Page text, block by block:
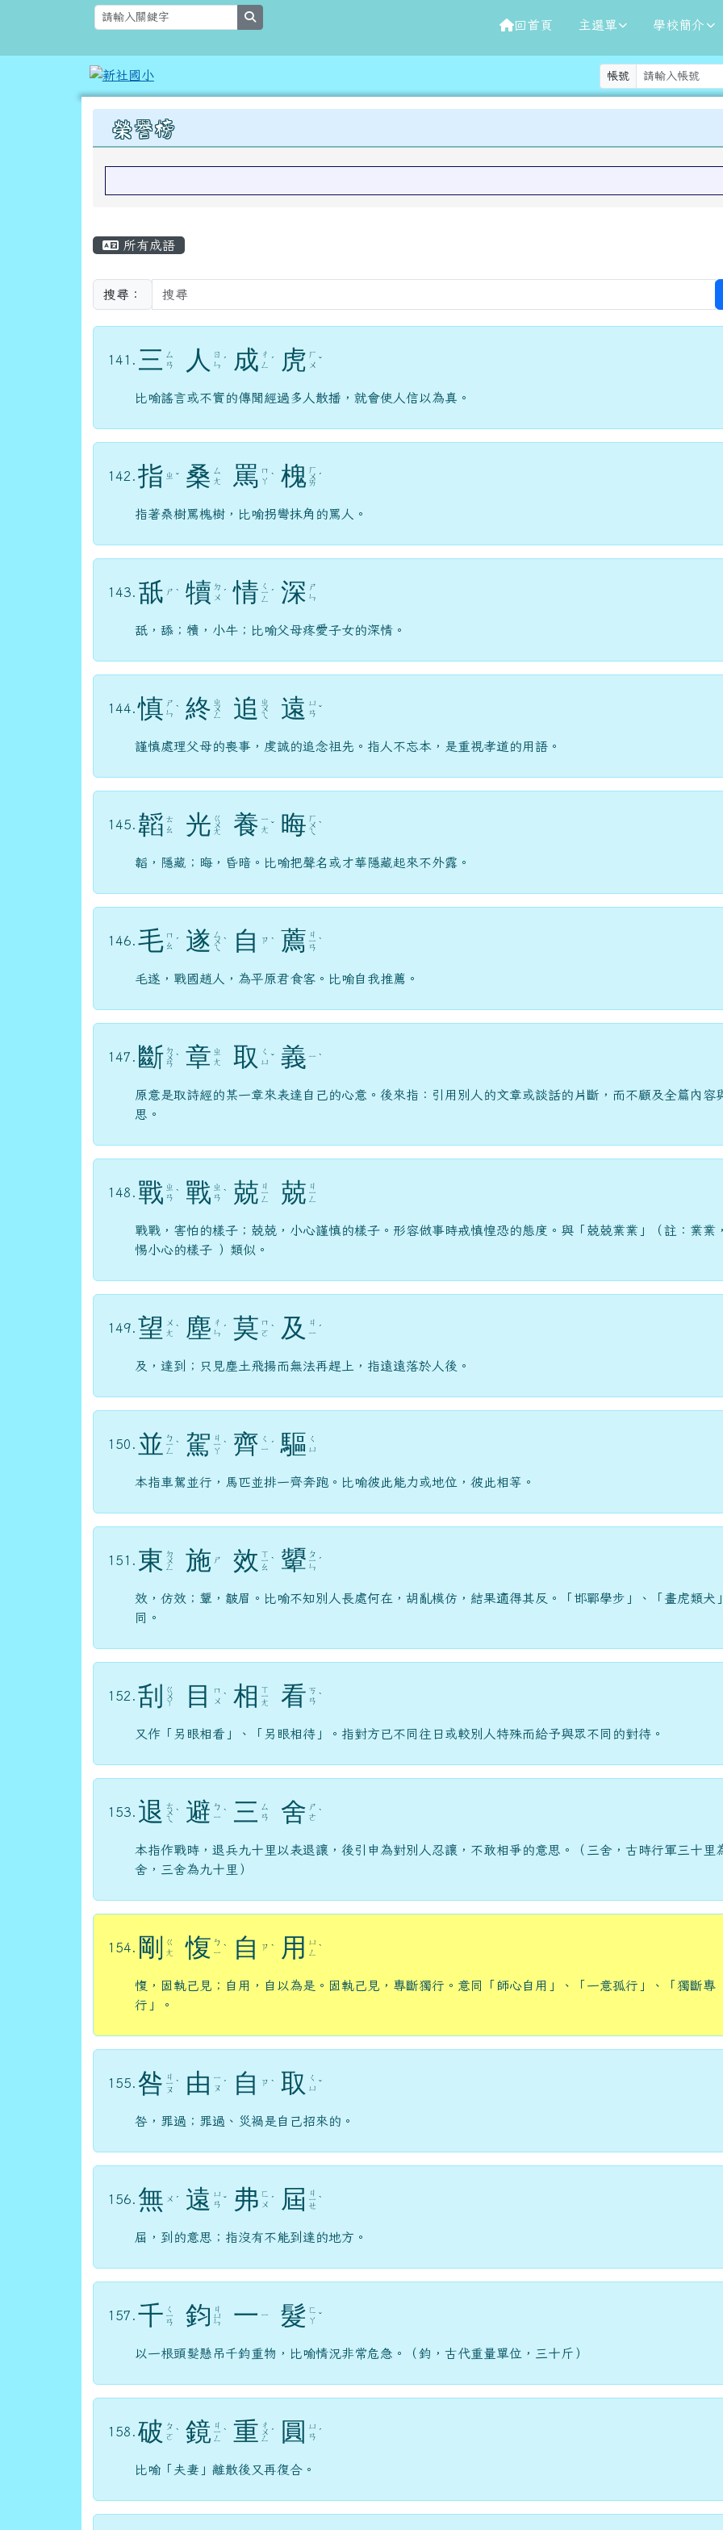
新社國小 search
回首頁 主選單 學校簡介
帳號
上中區域內容
榮譽榜
主內容區域
所有成語
搜尋：
141. 三 ㄙ
ㄢ
人
ㄖ
ㄣ ˊ 成 ㄔ
ㄥ
ˊ 虎 ㄏ
ㄨ ˇ
比喻謠言或不實的傳聞經過多人散播，就會使人信以為真。
142. 指 ㄓ ˇ 桑 ㄙ
ㄤ
罵 ㄇ
ㄚ ˋ 槐 ㄏ
ㄨ
ㄞ
ˊ
指著桑樹罵槐樹，比喻拐彎抹角的罵人。
143. 舐 ㄕ ˋ 犢 ㄉ
ㄨ ˊ 情 ㄑ
ㄧ
ㄥ
ˊ 深 ㄕ
ㄣ
舐，舔；犢，小牛；比喻父母疼愛子女的深情。
144. 慎 ㄕ
ㄣ ˋ 終 ㄓ
ㄨ
ㄥ 追 ㄓ
ㄨ
ㄟ 遠 ㄩ
ㄢ ˇ
謹慎處理父母的喪事，虔誠的追念祖先。指人不忘本，是重視孝道的用語。
145. 韜 ㄊ
ㄠ
光 ㄍ
ㄨ
ㄤ 養 ㄧ
ㄤ ˇ 晦 ㄏ
ㄨ
ㄟ
ˋ
韜，隱藏；晦，昏暗。比喻把聲名或才華隱藏起來不外露。
146. 毛 ㄇ
ㄠ ˊ 遂 ㄙ
ㄨ
ㄟ
ˋ 自 ㄗ ˋ 薦 ㄐ
ㄧ
ㄢ
ˋ
毛遂，戰國趙人，為平原君食客。比喻自我推薦。
147. 斷 ㄉ
ㄨ
ㄢ
ˋ 章 ㄓ
ㄤ
取
ㄑ
ㄩ ˇ 義 ㄧ ˋ
原意是取詩經的某一章來表達自己的心意。後來指：引用別人的文章或談話的片斷，而不顧及全篇內容
思。
148. 戰 ㄓ
ㄢ ˋ 戰 ㄓ
ㄢ ˋ 兢 ㄐ
ㄧ
ㄥ 兢 ㄐ
ㄧ
ㄥ
戰戰，害怕的樣子；兢兢，小心謹慎的樣子。形容做事時戒慎惶恐的態度。與「兢兢業業」（註：業業
惕小心的樣子 ）類似。
149. 望
ㄨ
ㄤ ˋ 塵 ㄔ
ㄣ ˊ 莫 ㄇ
ㄛ ˋ 及
ㄐ
ㄧ ˊ
及，達到；只見塵土飛揚而無法再趕上，指遠遠落於人後。
150. 並 ㄅ
ㄧ
ㄥ
ˋ 駕 ㄐ
ㄧ
ㄚ
ˋ 齊 ㄑ
ㄧ ˊ 驅 ㄑ
ㄩ
本指車駕並行，馬匹並排一齊奔跑。比喻彼此能力或地位，彼此相等。
151. 東 ㄉ
ㄨ
ㄥ 施 ㄕ 效 ㄒ
ㄧ
ㄠ
ˋ 顰 ㄆ
ㄧ
ㄣ
ˊ
效，仿效；顰，皺眉。比喻不知別人長處何在，胡亂模仿，結果適得其反。「邯鄲學步」、「畫虎類犬
同。
152. 刮 ㄍ
ㄨ
ㄚ 目
ㄇ
ㄨ ˋ 相 ㄒ
ㄧ
ㄤ 看 ㄎ
ㄢ ˋ
又作「另眼相看」、「另眼相待」。指對方已不同往日或較別人特殊而給予與眾不同的對待。
153. 退 ㄊ
ㄨ
ㄟ
ˋ 避 ㄅ
ㄧ ˋ 三 ㄙ
ㄢ
舍 ㄕ
ㄜ ˋ
本指作戰時，退兵九十里以表退讓，後引申為對別人忍讓，不敢相爭的意思。（三舍，古時行軍三十里
舍，三舍為九十里）
154. 剛
ㄍ
ㄤ
愎 ㄅ
ㄧ ˋ 自 ㄗ ˋ 用
ㄩ
ㄥ ˋ
愎，固執己見；自用，自以為是。固執己見，專斷獨行。意同「師心自用」、「一意孤行」、「獨斷專
行」。
155. 咎 ㄐ
ㄧ
ㄡ
ˋ 由 ㄧ
ㄡ ˊ 自 ㄗ ˋ 取
ㄑ
ㄩ ˇ
咎，罪過；罪過、災禍是自己招來的。
156. 無 ㄨ ˊ 遠 ㄩ
ㄢ ˇ 弗 ㄈ
ㄨ ˊ 屆 ㄐ
ㄧ
ㄝ
ˋ
屆，到的意思；指沒有不能到達的地方。
157. 千 ㄑ
ㄧ
ㄢ 鈞 ㄐ
ㄩ
ㄣ 一 ㄧ 髮 ㄈ
ㄚ ˇ
以一根頭髮懸吊千鈞重物，比喻情況非常危急。（鈞，古代重量單位，三十斤）
158. 破 ㄆ
ㄛ ˋ 鏡 ㄐ
ㄧ
ㄥ
ˋ 重 ㄔ
ㄨ
ㄥ
ˊ 圓
ㄩ
ㄢ ˊ
比喻「夫妻」離散後又再復合。